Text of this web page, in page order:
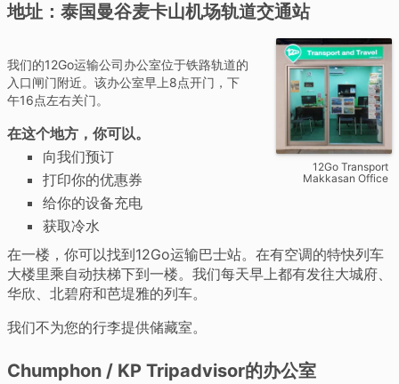
地址：泰国曼谷麦卡山机场轨道交通站
12Go Transport
Makkasan Office
我们的12Go运输公司办公室位于铁路轨道的
入口闸门附近。该办公室早上8点开门，下
午16点左右关门。
在这个地方，你可以。
向我们预订
打印你的优惠券
给你的设备充电
获取冷水
在一楼，你可以找到12Go运输巴士站。在有空调的特快列车
大楼里乘自动扶梯下到一楼。我们每天早上都有发往大城府、
华欣、北碧府和芭堤雅的列车。
我们不为您的行李提供储藏室。
Chumphon / KP Tripadvisor的办公室